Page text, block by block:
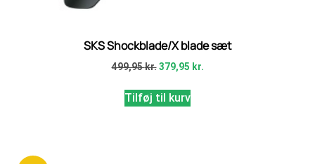
SKS Shockblade/X blade sæt
499,95kr. 379,95 kr.
Tilføj til kurv